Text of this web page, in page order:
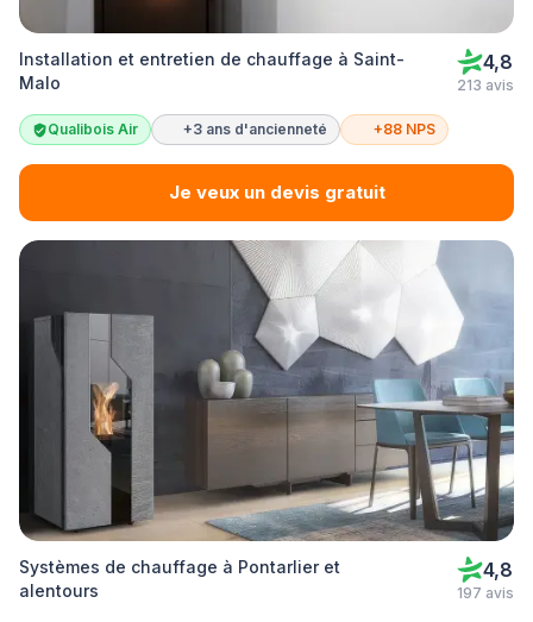
Installation et entretien de chauffage à Saint-
Malo
4,8
213 avis
Qualibois Air +3 ans d'ancienneté +88 NPS
Je veux un devis gratuit
Systèmes de chauffage à Pontarlier et
alentours
4,8
197 avis